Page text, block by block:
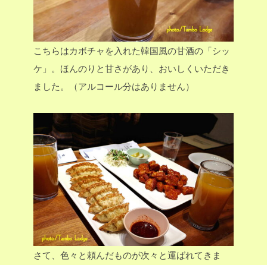
こちらはカボチャを入れた韓国風の甘酒の「シッ
ケ」。ほんのりと甘さがあり、おいしくいただき
ました。（アルコール分はありません）
さて、色々と頼んだものが次々と運ばれてきま